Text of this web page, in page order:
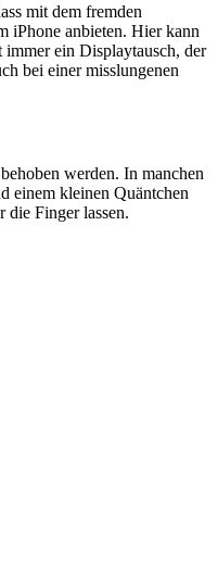
mit dem fremden
iPhone anbieten. Hier kann
ein Displaytausch, der
bei einer misslungenen
werden. In manchen
einem kleinen Quäntchen
die Finger lassen.